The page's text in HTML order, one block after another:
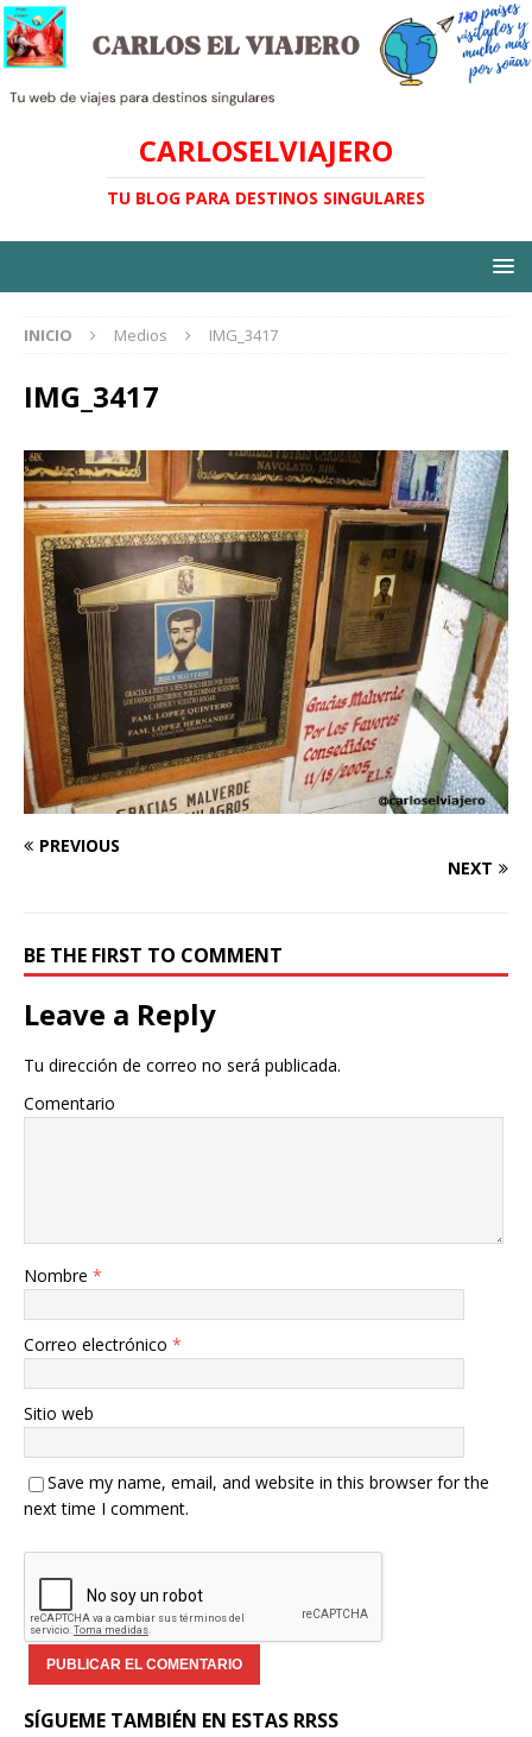
CARLOSELVIAJERO
TU BLOG PARA DESTINOS SINGULARES
INICIO Medios IMG_3417
IMG_3417
PREVIOUS
NEXT
BE THE FIRST TO COMMENT
Leave a Reply
Tu dirección de correo no será publicada.
Comentario
Nombre *
Correo electrónico *
Sitio web
Save my name, email, and website in this browser for the
next time I comment.
SÍGUEME TAMBIÉN EN ESTAS RRSS